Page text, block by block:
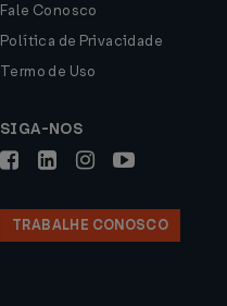
Fale Conosco
Política de Privacidade
Termo de Uso
SIGA-NOS
TRABALHE CONOSCO